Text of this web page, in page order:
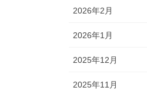
2026年2月
2026年1月
2025年12月
2025年11月